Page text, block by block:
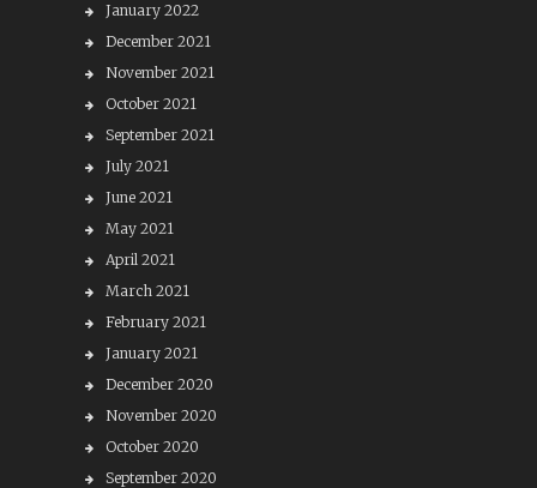
January 2022
December 2021
November 2021
October 2021
September 2021
July 2021
June 2021
May 2021
April 2021
March 2021
February 2021
January 2021
December 2020
November 2020
October 2020
September 2020